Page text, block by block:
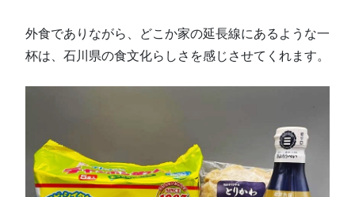
外食でありながら、どこか家の延長線にあるような一
杯は、石川県の食文化らしさを感じさせてくれます。